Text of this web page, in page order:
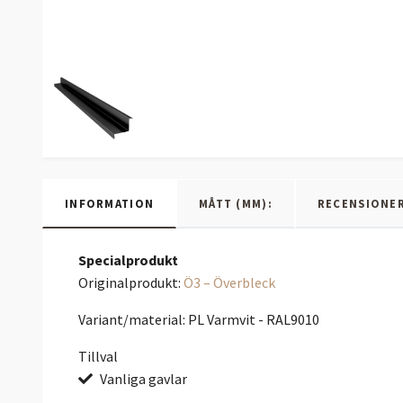
INFORMATION MÅTT (MM):
Specialprodukt
Originalprodukt: Ö3 – Överbleck
Variant/material: PL Varmvit - RAL9010
Tillval
Vanliga gavlar